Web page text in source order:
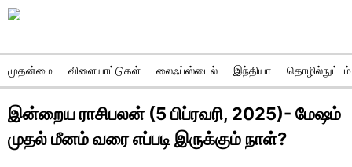
முதன்மை விளையாட்டுகள் லைஃப்ஸ்டைல் இந்தியா தொழில்நுட்பம்
இன்றைய ராசிபலன் (5 பிப்ரவரி, 2025)- மேஷம்
முதல் மீனம் வரை எப்படி இருக்கும் நாள்?